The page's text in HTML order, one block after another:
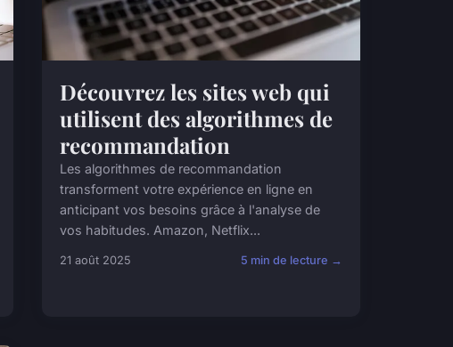
Découvrez les sites web qui
utilisent des algorithmes de
recommandation
Les algorithmes de recommandation
transforment votre expérience en ligne en
anticipant vos besoins grâce à l'analyse de
vos habitudes. Amazon, Netflix...
21 août 2025 5 min de lecture →